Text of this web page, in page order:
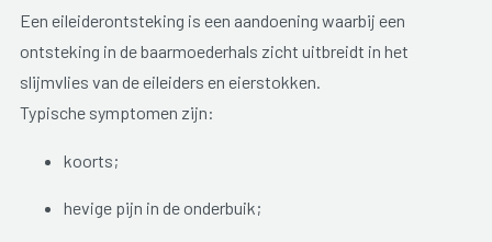
Een eileiderontsteking is een aandoening waarbij een
ontsteking in de baarmoederhals zicht uitbreidt in het
slijmvlies van de eileiders en eierstokken.
Typische symptomen zijn:
koorts;
hevige pijn in de onderbuik;